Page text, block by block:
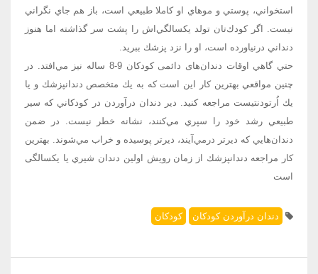
استخواني، پوستي و موهاي او كاملا طبيعي است، باز هم جاي نگراني
نيست. اگر كودك‌تان تولد يكسالگي‌اش را پشت سر گذاشته اما هنوز
دنداني درنياورده است، او را نزد پزشك ببريد.
حتي گاهي اوقات دندان‌های دائمی كودكان 9-8 ساله نيز مي‌افتد. در
چنين مواقعي بهترين كار اين است كه به يك متخصص دندانپزشك و يا
يك اُرتودنتيست مراجعه كنيد. دير دندان درآوردن در كودكاني كه سير
طبيعي رشد خود را سپري مي‌كنند، نشانه خطر نيست. در ضمن
دندان‌هايي كه ديرتر درمي‌آيند، ديرتر پوسيده و خراب مي‌شوند. بهترين
كار مراجعه دندانپزشك از زمان رويش اولين دندان شيري يا يكسالگی
است
دندان درآوردن کودکان کودکان